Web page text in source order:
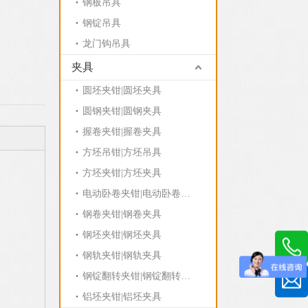
钢板吊具
钢锭吊具
龙门钩吊具
夹具
圆坯夹钳|圆坯夹具
圆钢夹钳|圆钢夹具
握卷夹钳|握卷夹具
方坯吊钳|方坯吊具
方坯夹钳|方坯夹具
钢卷夹钳|钢卷夹具
钢坯夹钳|钢坯夹具
钢轨夹钳|钢轨夹具
铝坯夹钳|铝坯夹具